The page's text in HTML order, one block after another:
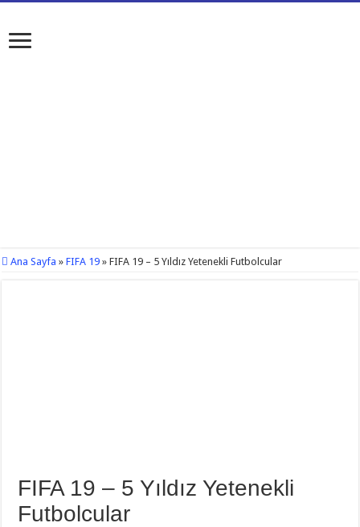
Ana Sayfa » FIFA 19 » FIFA 19 – 5 Yıldız Yetenekli Futbolcular
FIFA 19 – 5 Yıldız Yetenekli
Futbolcular